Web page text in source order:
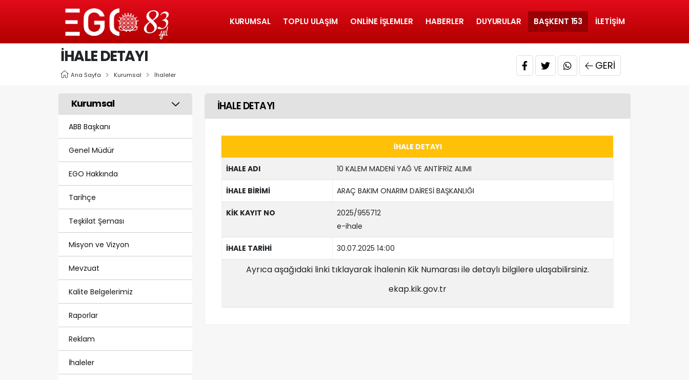
KURUMSAL TOPLU ULAŞIM ONLINE İŞLEMLER HABERLER DUYURULAR BAŞKENT 153 İLETIŞIM
İHALE DETAYI
Ana Sayfa Kurumsal İhaleler
GERI
Kurumsal
ABB Başkanı
Genel Müdür
EGO Hakkında
Tarihçe
Teşkilat Şeması
Misyon ve Vizyon
Mevzuat
Kalite Belgelerimiz
Raporlar
Reklam
İhaleler
İHALE DETAYI
İHALE DETAYI
İHALE ADI 10 KALEM MADENİ YAĞ VE ANTİFRİZ ALIMI
İHALE BİRİMİ ARAÇ BAKIM ONARIM DAİRESİ BAŞKANLIĞI
KİK KAYIT NO
2025/955712
e-ihale
İHALE TARİHİ 30.07.2025 14:00
Ayrıca aşağıdaki linki tıklayarak İhalenin Kik Numarası ile detaylı bilgilere ulaşabilirsiniz.
ekap.kik.gov.tr